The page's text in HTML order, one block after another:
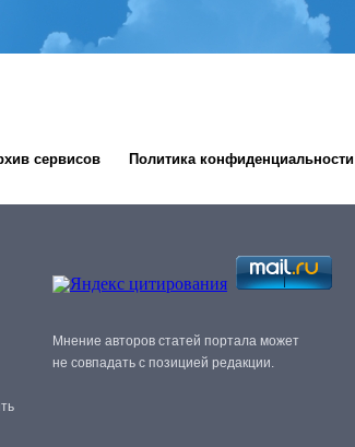
сервисов Политика конфиденциальности
Мнение авторов статей портала может
не совпадать с позицией редакции.